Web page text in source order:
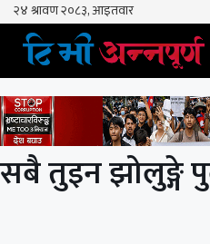
Skip
content
सबै तुइन झोलुङ्गे